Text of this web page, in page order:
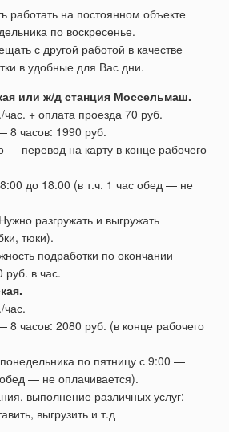
работать на постоянном объекте
по воскресенье.
с другой работой в качестве
в удобные для Вас дни.
или ж/д станция Моссельмаш.
+ оплата проезда 70 руб.
8 часов: 1990 руб.
перевод на карту в конце рабочего
до 18.00 (в т.ч. 1 час обед — не
разгружать и выгружать
тюки).
подработки по окончании
руб. в час.
8 часов: 2080 руб. (в конце рабочего
по пятницу с 9:00 —
— не оплачивается).
выполнение различных услуг:
выгрузить и т.д